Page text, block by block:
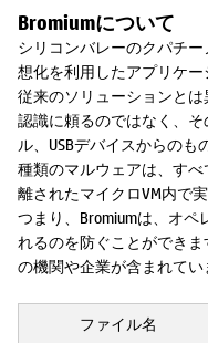
Bromiumについて
シリコンバレーのクパチ
想化を利用したアプリケー
従来のソリューションと
認識に頼るのではなく、
ル、USBデバイスからの
種類のマルウェアは、す
離されたマイクロVM内で
つまり、Bromiumは、オペ
れるのを防ぐことができ
の機関や企業が含まれてい
ファイル名